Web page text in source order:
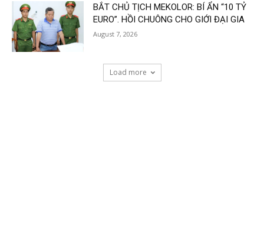
BẮT CHỦ TỊCH MEKOLOR: BÍ ẨN “10 TỶ
EURO”. HỒI CHUÔNG CHO GIỚI ĐẠI GIA
August 7, 2026
Load more